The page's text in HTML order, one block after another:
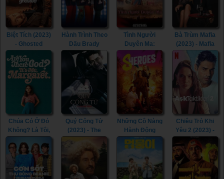
Biệt Tích (2023)
- Ghosted
Hành Trình Theo
Dấu Brady
(2023) - 80 for
Brady (2023)
Tình Người
Duyên Ma:
Ngoại Truyện
(2023) - Tid Noi:
More Than True
Love (2023)
Bà Trùm Mafia
(2023) - Mafia
Mamma (2023)
Chúa Có Ở Đó
Không? Là Tôi,
Margaret (2023)
- Are You There
God? It’s Me,
Margaret.
(2023)
Quý Công Tử
(2023) - The
Childe (2023)
Những Cô Nàng
Hành Động
(2023) -
Sheroes (2023)
Chiêu Trò Khi
Yêu 2 (2023) -
Love Tactics 2
(2023)